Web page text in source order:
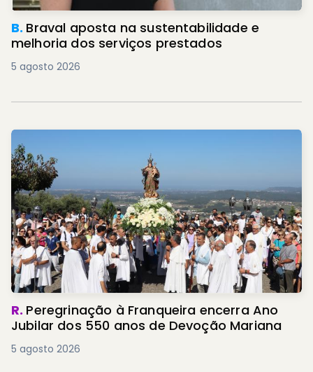
B. Braval aposta na sustentabilidade e
melhoria dos serviços prestados
5 agosto 2026
R. Peregrinação à Franqueira encerra Ano
Jubilar dos 550 anos de Devoção Mariana
5 agosto 2026